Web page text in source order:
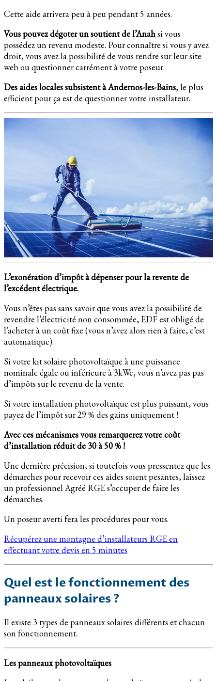
Cette aide arrivera peu à peu pendant 5 années.
Vous pouvez dégoter un soutient de l’Anahsi vous
possédez un revenu modeste. Pour connaître si vous y avez
droit, vous avez la possibilité de vous rendre sur leur site
web ou questionner carrément à votre poseur.
Des aides locales subsistent à Andernos-les-Bains, le plus
efficient pour ça est de questionner votre installateur.
L’exonération d’impôt à dépenser pour la revente de
l’excédent électrique.
Vous n’êtes pas sans savoir que vous avez la possibilité de
revendre l’électricité non consommée, EDF est obligé de
l’acheter à un coût fixe (vous n’avez alors rien à faire, c’est
automatique).
Si votre kit solaire photovoltaïque à une puissance
nominale égale ou inférieure à 3kWc, vous n’avez pas pas
d’impôts sur le revenu de la vente.
Si votre installation photovoltaïque est plus puissant, vous
payez de l’impôt sur 29 % des gains uniquement !
Avec ces mécanismes vous remarquerez votre coût
d’installation réduit de 30 à 50 % !
Une dernière précision, si toutefois vous pressentez que les
démarches pour recevoir ces aides soient pesantes, laissez
un professionnel Agréé RGE s’occuper de faire les
démarches.
Un poseur averti fera les procédures pour vous.
Récupérez une montagne d’installateurs RGE en
effectuant votre devis en 5 minutes
Quel est le fonctionnement des
panneaux solaires ?
Il existe 3 types de panneaux solaires différents et chacun
son fonctionnement.
Les panneaux photovoltaïques